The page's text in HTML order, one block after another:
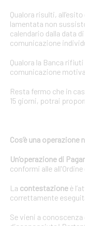
Qualora risulti,
lamentata non
calendario dalla data
comunicazione
Qualora la Banca
comunicazione
Resta fermo che in
15 giorni, potrai
Cos’è una
Un’operazione di
conformi alle
La contestazione è
correttamente
Se vieni a